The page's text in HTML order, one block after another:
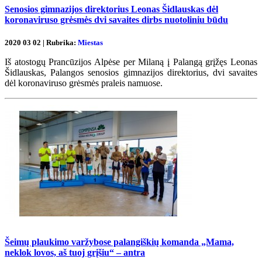
Senosios gimnazijos direktorius Leonas Šidlauskas dėl
koronaviruso grėsmės dvi savaites dirbs nuotoliniu būdu
2020 03 02 | Rubrika: Miestas
Iš atostogų Prancūzijos Alpėse per Milaną į Palangą grįžęs Leonas
Šidlauskas, Palangos senosios gimnazijos direktorius, dvi savaites
dėl koronaviruso grėsmės praleis namuose.
Šeimų plaukimo varžybose palangiškių komanda „Mama,
neklok lovos, aš tuoj grįšiu“ – antra